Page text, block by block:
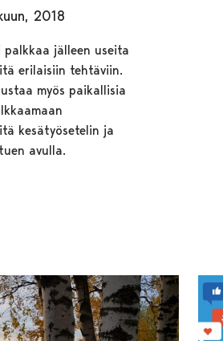
2018
palkkaa jälleen useita
erilaisiin tehtäviin.
myös paikallisia
kesätyösetelin ja
avulla.